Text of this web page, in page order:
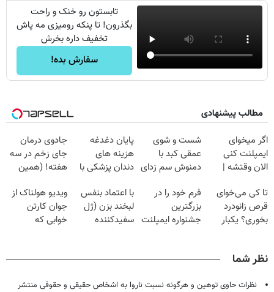
تابستون رو خنک و راحت
بگذرون! تا پنکه رومیزی مه پاش
تخفیف داره بخرش
سفارش بده!
مطالب پیشنهادی
اگر میخوای
ایمپلنت کنی
الان وقتشه |
میلیون تومان!!!
شست و شوی
عمقی کبد با
دمنوش سم زدای
پایان دغدغه
هزینه های
دندان پزشکی با
خانگی
جادوی درمان
جای زخم در سه
هفته! (همین
صحبت کنید)
تا کی می‌خوای
قرص زانودرد
بخوری؟ یکبار
فرم خود را در
بزرگترین
جشنواره ایمپلنت
با اعتماد بنفس
لبخند بزن (ژل
سفیدکننده
ویدیو هولناک از
جوان کارتن
خوابی که
نظر شما
نظرات حاوی توهین و هرگونه نسبت ناروا به اشخاص حقیقی و حقوقی منتشر